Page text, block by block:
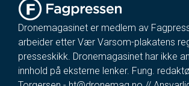
Dronemagasinet er medlem av
arbeider etter Vær Varsom-plakatens
presseskikk. Dronemagasinet har ikke
innhold på eksterne lenker. Fung.